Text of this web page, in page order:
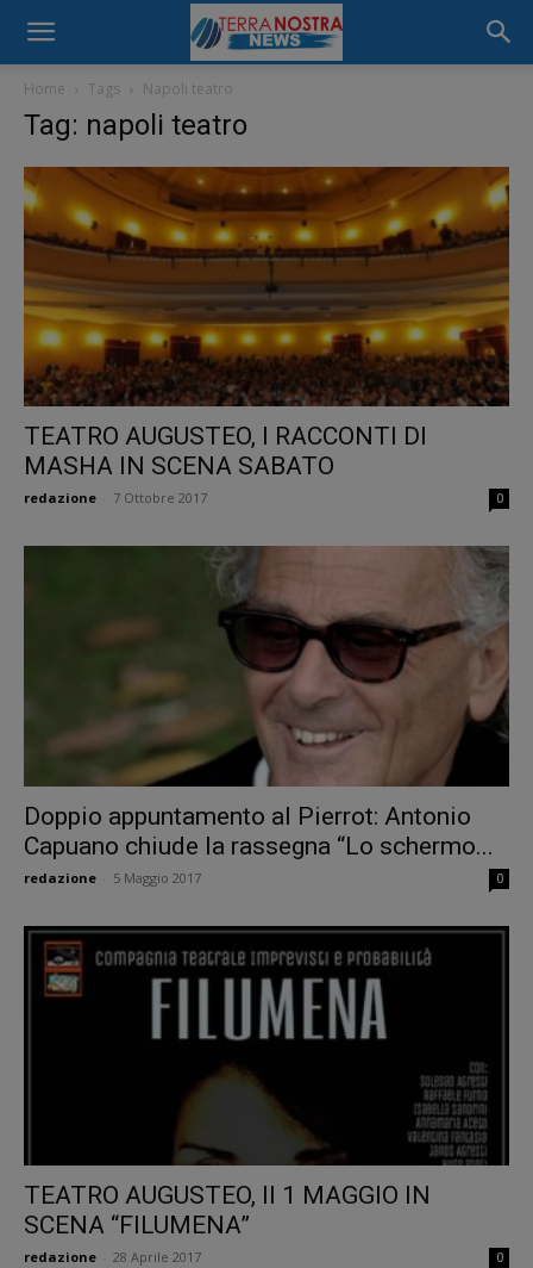
Home Tags Napoli teatro
Tag: napoli teatro
TEATRO AUGUSTEO, I RACCONTI DI
MASHA IN SCENA SABATO
redazione 7 Ottobre 2017 0
Doppio appuntamento al Pierrot: Antonio
Capuano chiude la rassegna “Lo schermo...
redazione 5 Maggio 2017 0
TEATRO AUGUSTEO, Il 1 MAGGIO IN
SCENA “FILUMENA”
redazione 28 Aprile 2017 0